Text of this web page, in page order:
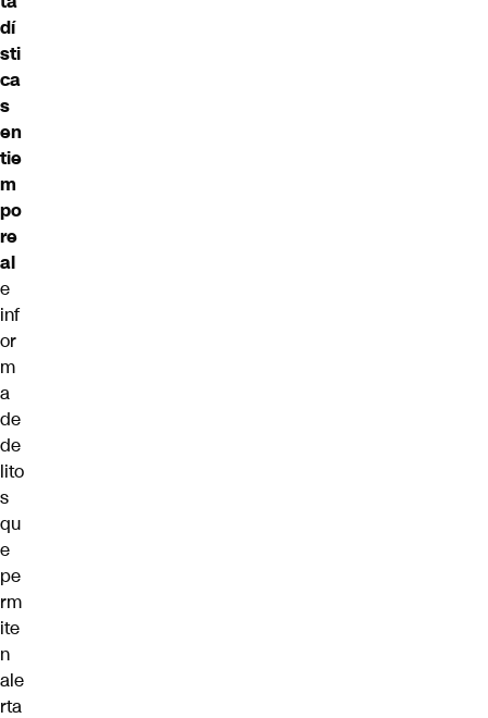
dí
sti
ca
s
en
tie
m
po
re
al
e
inf
or
m
a
de
de
lito
s
qu
e
pe
rm
ite
n
ale
rta